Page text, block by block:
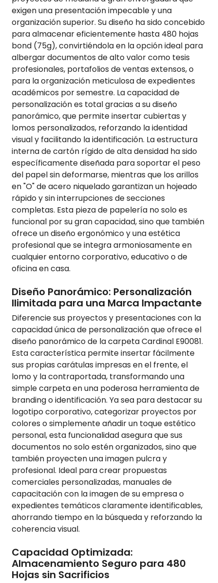
exigen una presentación impecable y una
organización superior. Su diseño ha sido concebido
para almacenar eficientemente hasta 480 hojas
bond (75g), convirtiéndola en la opción ideal para
albergar documentos de alto valor como tesis
profesionales, portafolios de ventas extensos, o
para la organización meticulosa de expedientes
académicos por semestre. La capacidad de
personalización es total gracias a su diseño
panorámico, que permite insertar cubiertas y
lomos personalizados, reforzando la identidad
visual y facilitando la identificación. La estructura
interna de cartón rígido de alta densidad ha sido
específicamente diseñada para soportar el peso
del papel sin deformarse, mientras que los arillos
en "O" de acero niquelado garantizan un hojeado
rápido y sin interrupciones de secciones
completas. Esta pieza de papelería no solo es
funcional por su gran capacidad, sino que también
ofrece un diseño ergonómico y una estética
profesional que se integra armoniosamente en
cualquier entorno corporativo, educativo o de
oficina en casa.
Diseño Panorámico: Personalización
Ilimitada para una Marca Impactante
Diferencie sus proyectos y presentaciones con la
capacidad única de personalización que ofrece el
diseño panorámico de la carpeta Cardinal E90081.
Esta característica permite insertar fácilmente
sus propias carátulas impresas en el frente, el
lomo y la contraportada, transformando una
simple carpeta en una poderosa herramienta de
branding o identificación. Ya sea para destacar su
logotipo corporativo, categorizar proyectos por
colores o simplemente añadir un toque estético
personal, esta funcionalidad asegura que sus
documentos no solo estén organizados, sino que
también proyecten una imagen pulcra y
profesional. Ideal para crear propuestas
comerciales personalizadas, manuales de
capacitación con la imagen de su empresa o
expedientes temáticos claramente identificables,
ahorrando tiempo en la búsqueda y reforzando la
coherencia visual.
Capacidad Optimizada:
Almacenamiento Seguro para 480
Hojas sin Sacrificios